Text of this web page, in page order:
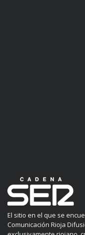
El sitio en el que se
Comunicación Rioja